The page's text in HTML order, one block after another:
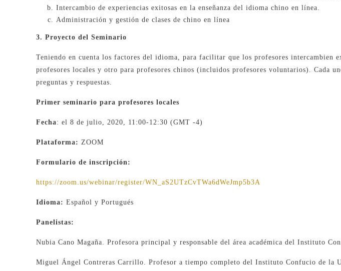
Intercambio de experiencias exitosas en la enseñanza del idioma chino en línea.
Administración y gestión de clases de chino en línea
3. Proyecto del Seminario
Teniendo en cuenta los factores del idioma, para facilitar que los profesores intercambien
profesores locales y otro para profesores chinos (incluidos profesores voluntarios). Cada
preguntas y respuestas.
Primer seminario para profesores locales
Fecha: el 8 de julio, 2020, 11:00-12:30 (GMT -4)
Plataforma: ZOOM
Formulario de inscripción:
https://zoom.us/webinar/register/WN_aS2UTzCvTWa6dWeJmp5b3A
Idioma: Español y Portugués
Panelistas:
Nubia Cano Magaña. Profesora principal y responsable del área académica del Instituto
Miguel Ángel Contreras Carrillo. Profesor a tiempo completo del Instituto Confucio de la